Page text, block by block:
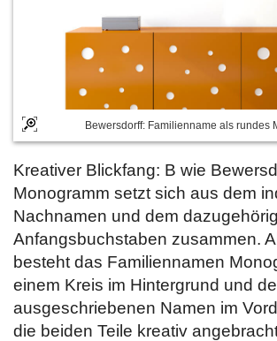
Bewersdorff: Familienname als rundes
Kreativer Blickfang: B wie
Monogramm setzt sich aus dem
Nachnamen und dem
Anfangsbuchstaben zusammen.
besteht das Familiennamen
einem Kreis im Hintergrund und
ausgeschriebenen Namen im
die beiden Teile kreativ